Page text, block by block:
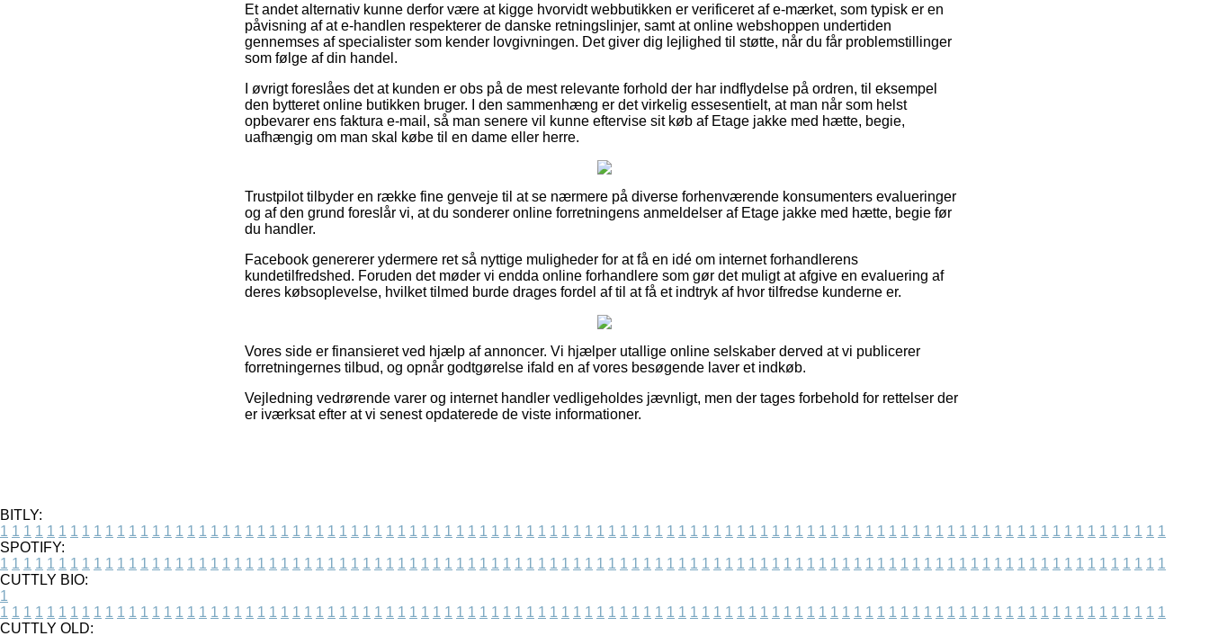
Et andet alternativ kunne derfor være at kigge hvorvidt webbutikken er verificeret af e-mærket, som typisk er en
påvisning af at e-handlen respekterer de danske retningslinjer, samt at online webshoppen undertiden
gennemses af specialister som kender lovgivningen. Det giver dig lejlighed til støtte, når du får problemstillinger
som følge af din handel.
I øvrigt foreslåes det at kunden er obs på de mest relevante forhold der har indflydelse på ordren, til eksempel
den bytteret online butikken bruger. I den sammenhæng er det virkelig essesentielt, at man når som helst
opbevarer ens faktura e-mail, så man senere vil kunne eftervise sit køb af Etage jakke med hætte, begie,
uafhængig om man skal købe til en dame eller herre.
Trustpilot tilbyder en række fine genveje til at se nærmere på diverse forhenværende konsumenters evalueringer
og af den grund foreslår vi, at du sonderer online forretningens anmeldelser af Etage jakke med hætte, begie før
du handler.
Facebook genererer ydermere ret så nyttige muligheder for at få en idé om internet forhandlerens
kundetilfredshed. Foruden det møder vi endda online forhandlere som gør det muligt at afgive en evaluering af
deres købsoplevelse, hvilket tilmed burde drages fordel af til at få et indtryk af hvor tilfredse kunderne er.
Vores side er finansieret ved hjælp af annoncer. Vi hjælper utallige online selskaber derved at vi publicerer
forretningernes tilbud, og opnår godtgørelse ifald en af vores besøgende laver et indkøb.
Vejledning vedrørende varer og internet handler vedligeholdes jævnligt, men der tages forbehold for rettelser der
er iværksat efter at vi senest opdaterede de viste informationer.
BITLY:
1 1 1 1 1 1 1 1 1 1 1 1 1 1 1 1 1 1 1 1 1 1 1 1 1 1 1 1 1 1 1 1 1 1 1 1 1 1 1 1 1 1 1 1 1 1 1 1 1 1 1 1 1 1 1 1 1 1 1 1 1 1 1 1 1 1 1 1 1 1 1 1 1 1 1 1 1 1 1 1 1 1 1 1 1 1 1 1 1 1 1 1 1 1 1 1 1 1 1 1
SPOTIFY:
1 1 1 1 1 1 1 1 1 1 1 1 1 1 1 1 1 1 1 1 1 1 1 1 1 1 1 1 1 1 1 1 1 1 1 1 1 1 1 1 1 1 1 1 1 1 1 1 1 1 1 1 1 1 1 1 1 1 1 1 1 1 1 1 1 1 1 1 1 1 1 1 1 1 1 1 1 1 1 1 1 1 1 1 1 1 1 1 1 1 1 1 1 1 1 1 1 1 1 1
CUTTLY BIO:
1
1 1 1 1 1 1 1 1 1 1 1 1 1 1 1 1 1 1 1 1 1 1 1 1 1 1 1 1 1 1 1 1 1 1 1 1 1 1 1 1 1 1 1 1 1 1 1 1 1 1 1 1 1 1 1 1 1 1 1 1 1 1 1 1 1 1 1 1 1 1 1 1 1 1 1 1 1 1 1 1 1 1 1 1 1 1 1 1 1 1 1 1 1 1 1 1 1 1 1 1
CUTTLY OLD: